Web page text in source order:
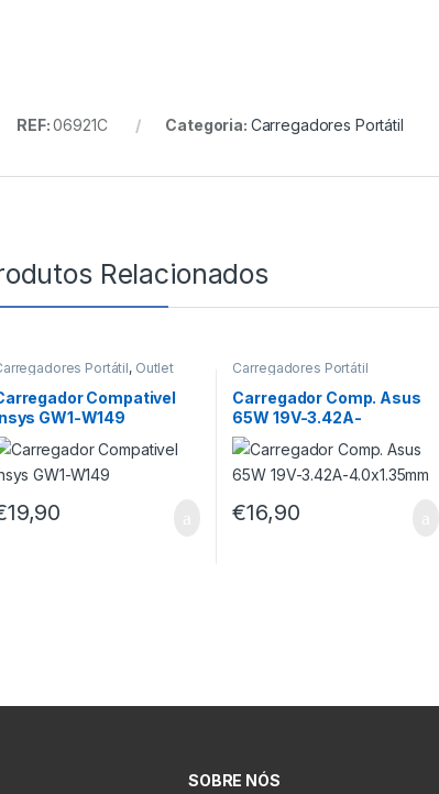
REF:06921C Categoria: Carregadores Portátil
Relacionados
Portátil, Outlet
Compativel
GW1-W149
19,90
Carregadores Portátil
Carregador Comp. Asus
65W 19V-3.42A-
4.0×1.35mm
€16,90
SOBRE NÓS